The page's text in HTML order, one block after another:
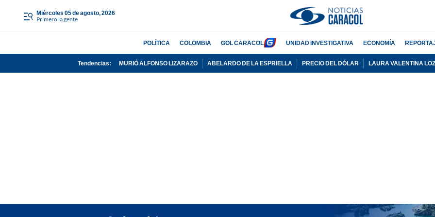
miércoles 05 de agosto, 2026
Primero la gente
POLÍTICA COLOMBIA GOL CARACOL UNIDAD INVESTIGATIVA ECONOMÍA
Tendencias: MURIÓ ALFONSO LIZARAZO ABELARDO DE LA ESPRIELLA PRECIO DEL DÓLAR LAURA VALENTINA